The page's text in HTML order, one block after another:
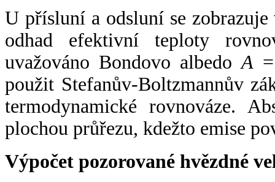
U přísluní a odsluní se
odhad efektivní teploty
uvažováno Bondovo albedoA
použit Stefanův-Boltzmannův
termodynamické rovnováze.
plochou průřezu, kdežto emise
Výpočet pozorované hvězdné